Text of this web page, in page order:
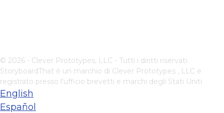
© 2026 - Clever Prototypes, LLC - Tutti i diritti riservati.
StoryboardThat è un marchio di Clever Prototypes , LLC e
registrato presso l'ufficio brevetti e marchi degli Stati Uniti
English
Español